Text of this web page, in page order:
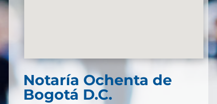
Notaría Ochenta de
Bogotá D.C.